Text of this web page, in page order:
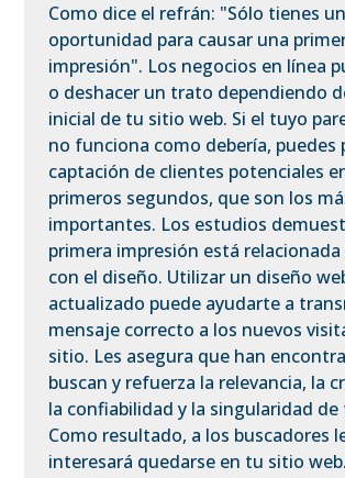
Como dice el refrán: "Sólo tienes
oportunidad para causar una
impresión". Los negocios en línea
o deshacer un trato dependiendo
inicial de tu sitio web. Si el tuyo
no funciona como debería, puedes
captación de clientes potenciales
primeros segundos, que son los
importantes. Los estudios
primera impresión está relacionada
con el diseño. Utilizar un diseño
actualizado puede ayudarte a
mensaje correcto a los nuevos
sitio. Les asegura que han
buscan y refuerza la relevancia, la
la confiabilidad y la singularidad
Como resultado, a los buscadores
interesará quedarse en tu sitio web.